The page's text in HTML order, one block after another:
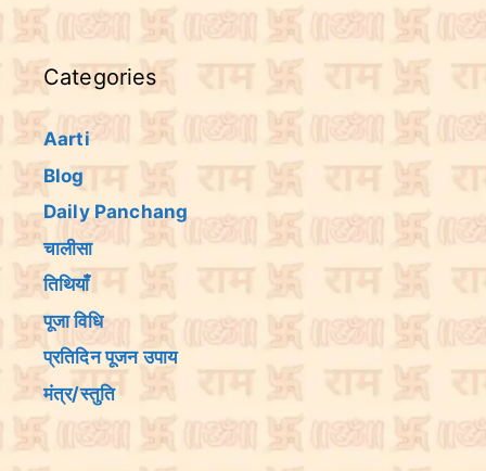
Categories
Aarti
Blog
Daily Panchang
चालीसा
तिथियांँ
पूजा विधि
प्रतिदिन पूजन उपाय
मंत्र/स्तुति